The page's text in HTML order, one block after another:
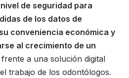
de seguridad para
de los datos de
conveniencia económica y
al crecimiento de un
a una solución digital
trabajo de los odontólogos.